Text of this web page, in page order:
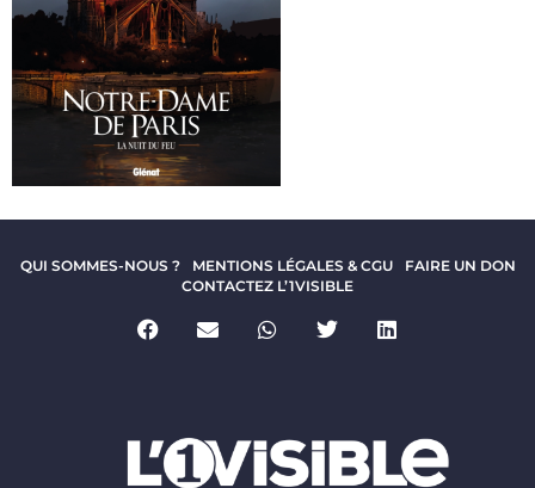
QUI SOMMES-NOUS ? MENTIONS LÉGALES & CGU
FAIRE UN DON
CONTACTEZ L’1VISIBLE